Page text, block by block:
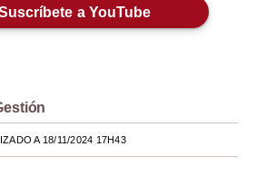
a YouTube
A 18/11/2024 17H43